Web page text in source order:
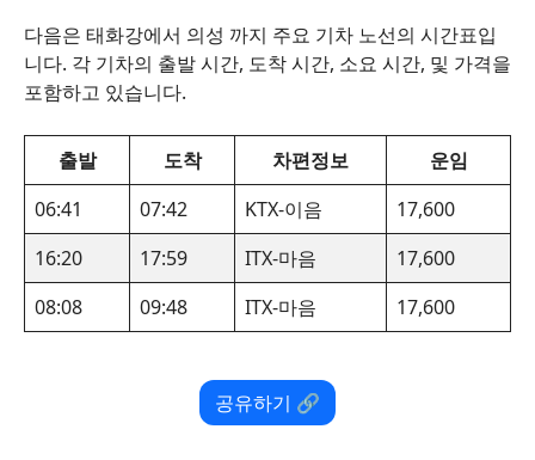
다음은 태화강에서 의성 까지 주요 기차 노선의 시간표입
니다. 각 기차의 출발 시간, 도착 시간, 소요 시간, 및 가격을
포함하고 있습니다.
출발 도착 차편정보
운임
06:41
07:42 KTX-이음
17,600
16:20
17:59 ITX-마음
17,600
08:08
09:48 ITX-마음 17,600
공유하기 🔗